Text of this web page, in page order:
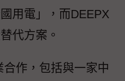
用電」，而DEEPX
代方案。
作，包括與一家中